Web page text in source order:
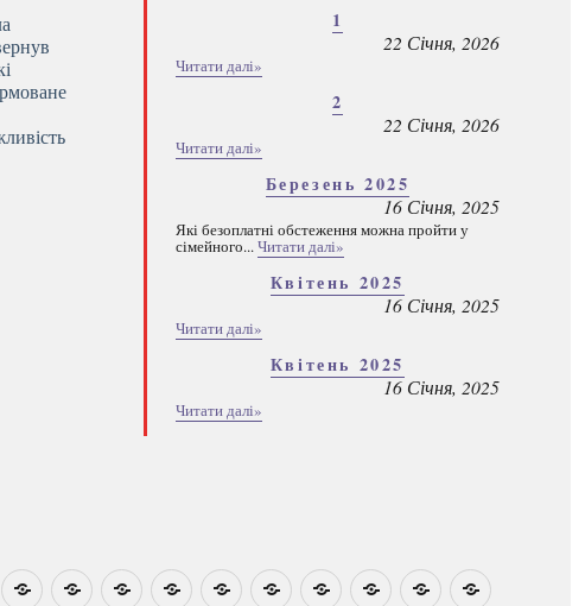
1
22 Січня, 2026
Читати далі»
2
22 Січня, 2026
Читати далі»
Березень 2025
16 Січня, 2025
Які безоплатні обстеження можна пройти у
сімейного...Читати далі»
Квітень 2025
16 Січня, 2025
Читати далі»
Квітень 2025
16 Січня, 2025
Читати далі»
НовиниНавчально-
Ми
Звіти Про
План Розумовські
Реєстрація
КаталогЯкі